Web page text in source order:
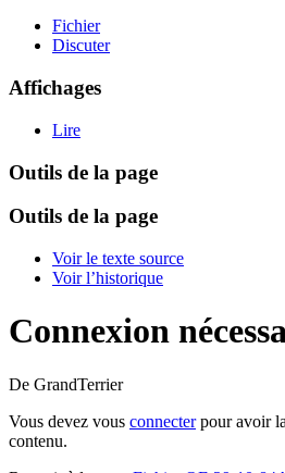
Fichier
Discuter
Affichages
Lire
Outils de la page
Outils de la page
Voir le texte source
Voir l’historique
Connexion
De GrandTerrier
Vous devez vous connecterpour avoir
contenu.